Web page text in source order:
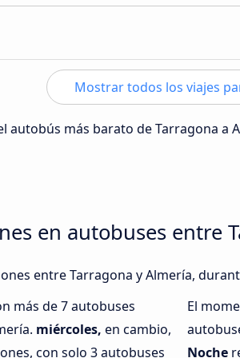
Mostrar todos los viajes
autobús más barato de Tarragona a
en autobuses entre
entre Tarragona y Almería,
más de 7 autobuses
miércoles, en cambio,
con solo 3 autobuses
El
Noche